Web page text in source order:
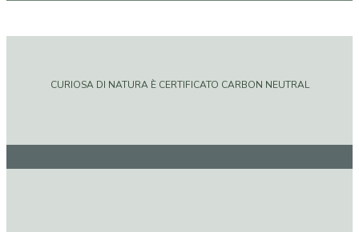
CURIOSA DI NATURA È CERTIFICATO CARBON NEUTRAL